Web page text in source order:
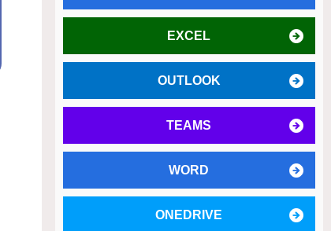
EXCEL
OUTLOOK
TEAMS
WORD
ONEDRIVE